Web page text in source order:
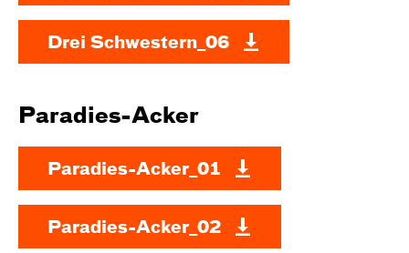
Drei Schwestern_06
Paradies-Acker
Paradies-Acker_01
Paradies-Acker_02